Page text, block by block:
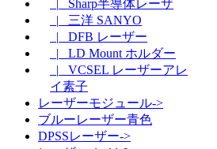
|_ Sharp半導体レーザ
|_ 三洋 SANYO
|_ DFB レーザー
|_ LD Mount ホルダー
|_ VCSEL レーザーアレ
イ素子
レーザーモジュール->
ブルーレーザー青色
DPSSレーザー->